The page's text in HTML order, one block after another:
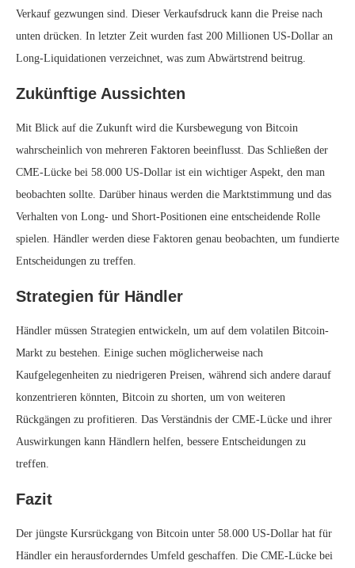
Verkauf gezwungen sind. Dieser Verkaufsdruck kann die Preise nach
unten drücken. In letzter Zeit wurden fast 200 Millionen US-Dollar an
Long-Liquidationen verzeichnet, was zum Abwärtstrend beitrug.
Zukünftige Aussichten
Mit Blick auf die Zukunft wird die Kursbewegung von Bitcoin
wahrscheinlich von mehreren Faktoren beeinflusst. Das Schließen der
CME-Lücke bei 58.000 US-Dollar ist ein wichtiger Aspekt, den man
beobachten sollte. Darüber hinaus werden die Marktstimmung und das
Verhalten von Long- und Short-Positionen eine entscheidende Rolle
spielen. Händler werden diese Faktoren genau beobachten, um fundierte
Entscheidungen zu treffen.
Strategien für Händler
Händler müssen Strategien entwickeln, um auf dem volatilen Bitcoin-
Markt zu bestehen. Einige suchen möglicherweise nach
Kaufgelegenheiten zu niedrigeren Preisen, während sich andere darauf
konzentrieren könnten, Bitcoin zu shorten, um von weiteren
Rückgängen zu profitieren. Das Verständnis der CME-Lücke und ihrer
Auswirkungen kann Händlern helfen, bessere Entscheidungen zu
treffen.
Fazit
Der jüngste Kursrückgang von Bitcoin unter 58.000 US-Dollar hat für
Händler ein herausforderndes Umfeld geschaffen. Die CME-Lücke bei